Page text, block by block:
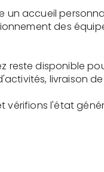
un accueil
des
reste disponible
livraison de
vérifions l'état